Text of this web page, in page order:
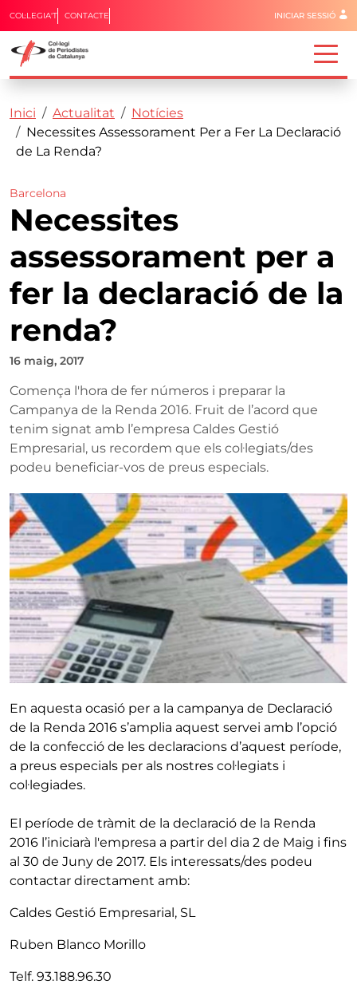
Vés al contingut
Capçalera
COL·LEGIA'T CONTACTE Menú del
INICIAR SESSIÓ
Fil d'ariadna
Inici Actualitat
Notícies
Necessites Assessorament Per a Fer La Declaració
de La Renda?
Barcelona
Necessites
assessorament per a
fer la declaració de la
renda?
16 maig, 2017
Comença l'hora de fer números i preparar la
Campanya de la Renda 2016. Fruit de l’acord que
tenim signat amb l’empresa Caldes Gestió
Empresarial, us recordem que els col·legiats/des
podeu beneficiar-vos de preus especials.
En aquesta ocasió per a la campanya de Declaració
de la Renda 2016 s’amplia aquest servei amb l’opció
de la confecció de les declaracions d’aquest període,
a preus especials per als nostres col·legiats i
col·legiades.
El període de tràmit de la declaració de la Renda
2016 l’iniciarà l'empresa a partir del dia 2 de Maig i fins
al 30 de Juny de 2017. Els interessats/des podeu
contactar directament amb:
Caldes Gestió Empresarial, SL
Ruben Blanco Morillo
Telf. 93.188.96.30